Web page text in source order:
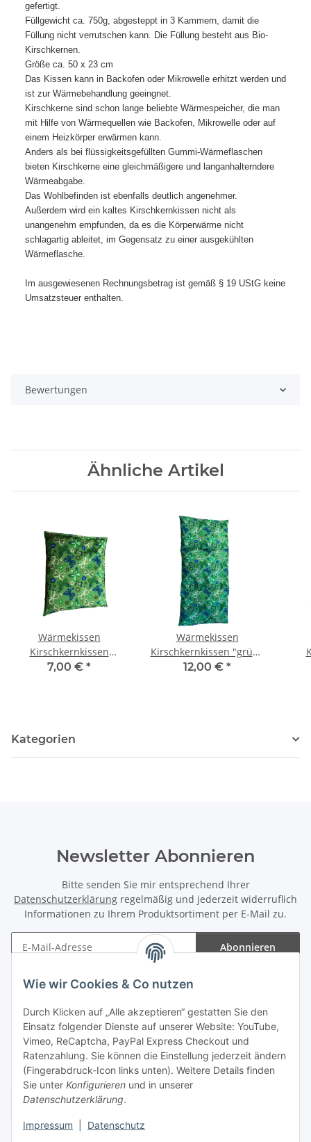
Wie wir Cookies & Co nutzen
Durch Klicken auf „Alle akzeptieren“ gestatten Sie den
Einsatz folgender Dienste auf unserer Website: YouTube,
Vimeo, ReCaptcha, PayPal Express Checkout und
Ratenzahlung. Sie können die Einstellung jederzeit ändern
(Fingerabdruck-Icon links unten). Weitere Details finden
Sie unter Konfigurieren und in unserer
Datenschutzerklärung.
Impressum Datenschutz
gefertigt.
Füllgewicht ca. 750g, abgesteppt in 3 Kammern, damit die
Füllung nicht verrutschen kann. Die Füllung besteht aus Bio-
Kirschkernen.
Größe ca. 50 x 23 cm
Das Kissen kann in Backofen oder Mikrowelle erhitzt werden und
ist zur Wärmebehandlung geeingnet.
Kirschkerne sind schon lange beliebte Wärmespeicher, die man
mit Hilfe von Wärmequellen wie Backofen, Mikrowelle oder auf
einem Heizkörper erwärmen kann.
Anders als bei flüssigkeitsgefüllten Gummi-Wärmeflaschen
bieten Kirschkerne eine gleichmäßigere und langanhalterndere
Wärmeabgabe.
Das Wohlbefinden ist ebenfalls deutlich angenehmer.
Außerdem wird ein kaltes Kirschkernkissen nicht als
unangenehm empfunden, da es die Körperwärme nicht
schlagartig ableitet, im Gegensatz zu einer ausgekühlten
Wärmeflasche.
Im ausgewiesenen Rechnungsbetrag ist gemäß § 19 UStG keine
Umsatzsteuer enthalten.
Bewertungen
Ähnliche Artikel
Wärmekissen
Kirschkernkissen
quadratisch "grüne
7,00 € *
Wärmekissen
Kirschkernkissen "grüne
Schmetterlinge"
12,00 € *
Kategorien
Newsletter Abonnieren
Bitte senden Sie mir entsprechend Ihrer
Datenschutzerklärung regelmäßig und jederzeit widerruflich
Informationen zu Ihrem Produktsortiment per E-Mail zu.
Abonnieren
Gesetzliche Informationen
Vertrag widerrufen